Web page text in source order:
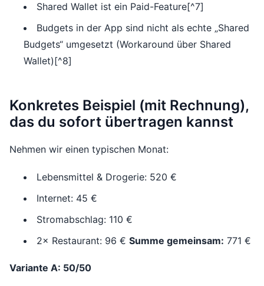
Shared Wallet ist ein Paid-Feature[^7]
Budgets in der App sind nicht als echte „Shared
Budgets“ umgesetzt (Workaround über Shared
Wallet)[^8]
Konkretes Beispiel (mit Rechnung),
das du sofort übertragen kannst
Nehmen wir einen typischen Monat:
Lebensmittel & Drogerie: 520 €
Internet: 45 €
Stromabschlag: 110 €
2× Restaurant: 96 € Summe gemeinsam: 771 €
Variante A: 50/50